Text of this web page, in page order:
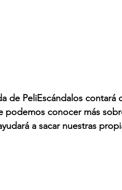
de PeliEscándalos contará
podemos conocer más
a sacar nuestras